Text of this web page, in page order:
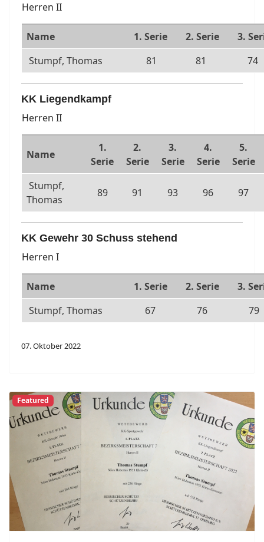
Herren II
Name 1. Serie 2. Serie
3.
Stumpf, Thomas
81 81 74
KK Liegendkampf
Herren II
Name
1.
Serie
2.
Serie
3.
Serie
4.
Serie
5.
Serie
Stumpf,
Thomas
89 91 93 96 97
KK Gewehr 30 Schuss stehend
Herren I
Name 1. Serie 2. Serie
3.
Stumpf, Thomas
67 76 79
07. Oktober 2022
Featured